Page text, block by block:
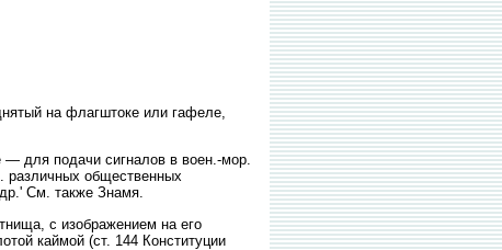
на флагштоке или гафеле,
для подачи сигналов в воен.-мор.
различных общественных
См. также Знамя.
с изображением на его
каймой (ст. 144 Конституции